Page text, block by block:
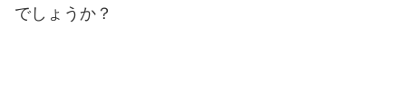
でしょうか？